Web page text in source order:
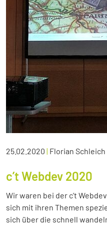
25.02.2020 | Florian Schleich
c’t Webdev 2020
Wir waren bei der c’t
sich mit ihren Themen
sich über die schnell